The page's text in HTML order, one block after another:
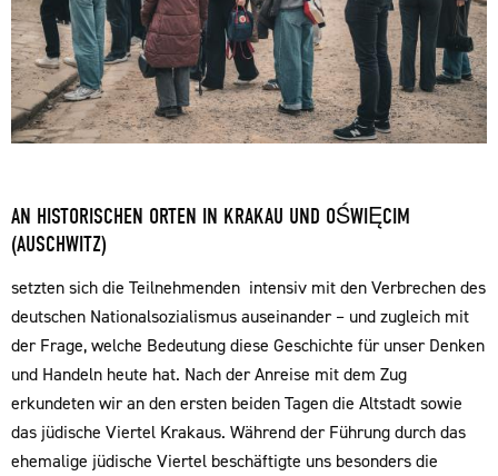
AN HISTORISCHEN ORTEN IN KRAKAU UND OŚWIĘCIM
(AUSCHWITZ)
setzten sich die Teilnehmenden intensiv mit den Verbrechen des
deutschen Nationalsozialismus auseinander – und zugleich mit
der Frage, welche Bedeutung diese Geschichte für unser Denken
und Handeln heute hat. Nach der Anreise mit dem Zug
erkundeten wir an den ersten beiden Tagen die Altstadt sowie
das jüdische Viertel Krakaus. Während der Führung durch das
ehemalige jüdische Viertel beschäftigte uns besonders die